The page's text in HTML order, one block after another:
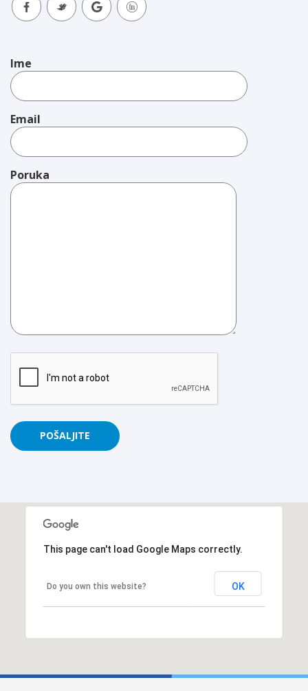
Ime
Email
Poruka
This page can't load Google Maps correctly.
Do you own this website? OK